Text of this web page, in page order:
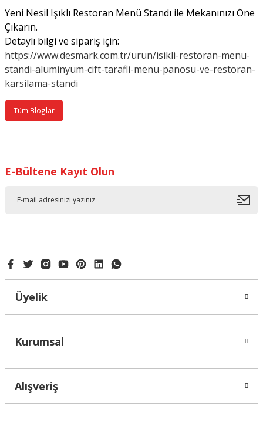
Yeni Nesil Işıklı Restoran Menü Standı ile Mekanınızı Öne
Çıkarın.
Detaylı bilgi ve sipariş için:
https://www.desmark.com.tr/urun/isikli-restoran-menu-
standi-aluminyum-cift-tarafli-menu-panosu-ve-restoran-
karsilama-standi
Tüm Bloglar
E-Bültene Kayıt Olun
Üyelik
Kurumsal
Alışveriş